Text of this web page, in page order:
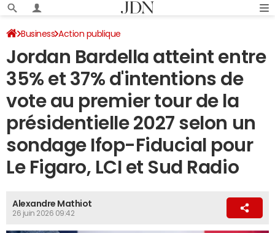
Business Action publique
Jordan Bardella atteint entre
35% et 37% d'intentions de
vote au premier tour de la
présidentielle 2027 selon un
sondage Ifop-Fiducial pour
Le Figaro, LCI et Sud Radio
Alexandre Mathiot
26 juin 2026 09:42